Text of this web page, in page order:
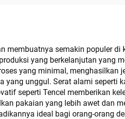
membuatnya semakin populer
yang berkelanjutan yang
yang minimal, menghasilkan
unggul. Serat alami seperti
seperti Tencel memberikan
pakaian yang lebih awet dan
ideal bagi orang-orang